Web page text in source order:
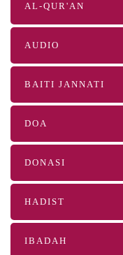
AL-QUR'AN
AUDIO
BAITI JANNATI
DOA
DONASI
HADIST
IBADAH